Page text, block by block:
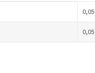
0,05